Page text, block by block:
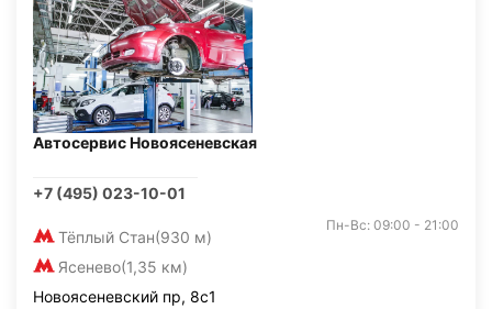
Автосервис Новоясеневская
+7 (495) 023-10-01
Тёплый Стан(930 м)
Ясенево(1,35 км)
Пн-Вс: 09:00 - 21:00
Новоясеневский пр, 8с1